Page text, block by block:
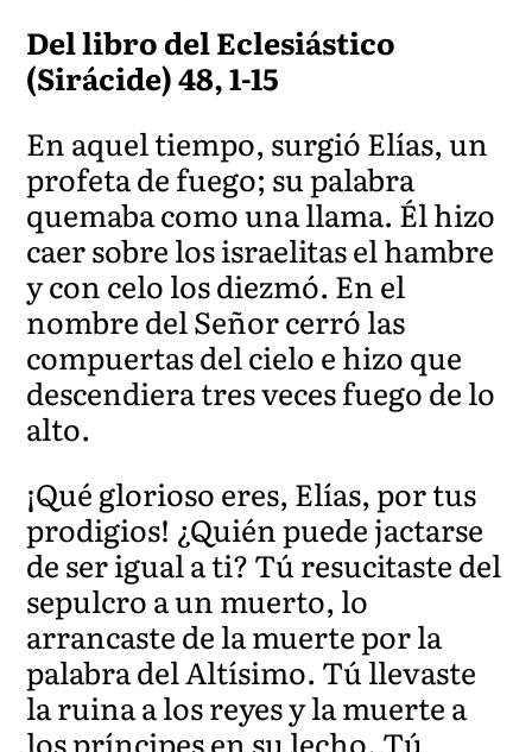
Del libro del Eclesiástico
(Sirácide) 48, 1-15
En aquel tiempo, surgió Elías, un
profeta de fuego; su palabra
quemaba como una llama. Él hizo
caer sobre los israelitas el hambre
y con celo los diezmó. En el
nombre del Señor cerró las
compuertas del cielo e hizo que
descendiera tres veces fuego de lo
alto.
¡Qué glorioso eres, Elías, por tus
prodigios! ¿Quién puede jactarse
de ser igual a ti? Tú resucitaste del
sepulcro a un muerto, lo
arrancaste de la muerte por la
palabra del Altísimo. Tú llevaste
la ruina a los reyes y la muerte a
los príncipes en su lecho. Tú